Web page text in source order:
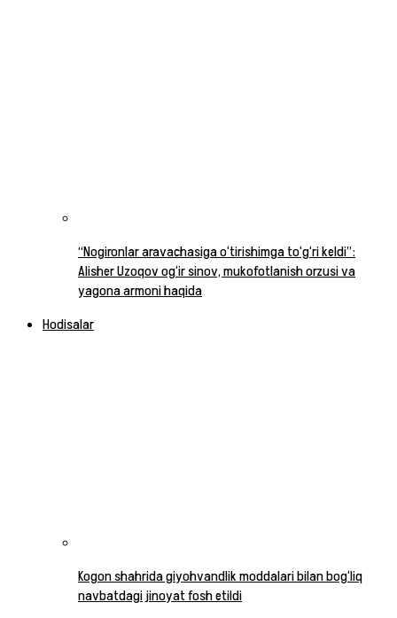
“Nogironlar aravachasiga o‘tirishimga to‘g‘ri keldi”:
Alisher Uzoqov og‘ir sinov, mukofotlanish orzusi va
yagona armoni haqida
Hodisalar
Kogon shahrida giyohvandlik moddalari bilan bog‘liq
navbatdagi jinoyat fosh etildi